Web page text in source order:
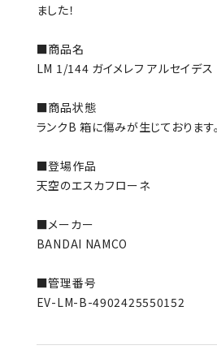
ました！
■商品名
LM 1/144 ガイメレフ アルセイデス
■商品状態
ランクB 箱に傷みが生じております。
■登場作品
天空のエスカフローネ
■メーカー
BANDAI NAMCO
■管理番号
EV-LM-B-4902425550152